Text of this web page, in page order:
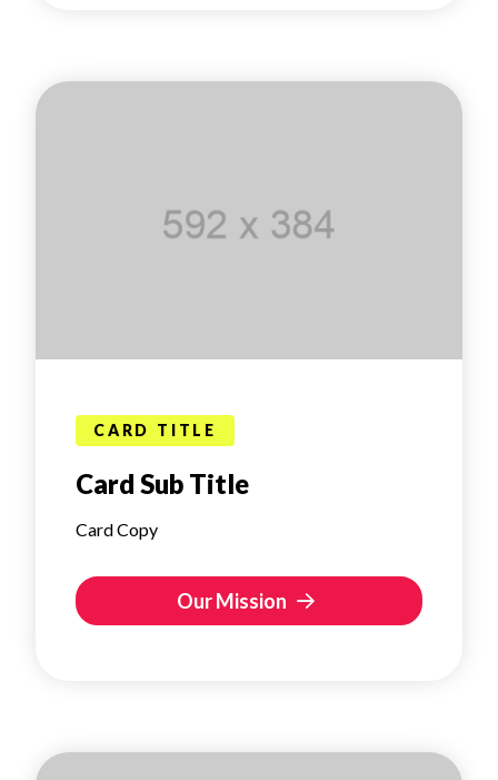
CARD TITLE
Card Sub Title
Card Copy
Our Mission